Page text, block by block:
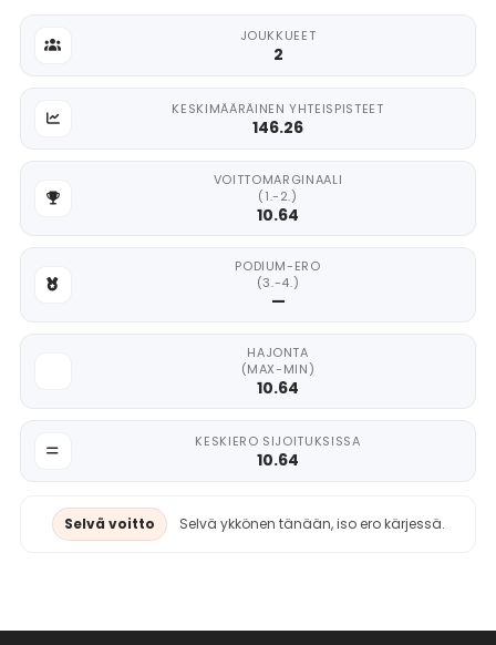
JOUKKUEET
2
KESKIMÄÄRÄINEN YHTEISPISTEET
146.26
VOITTOMARGINAALI
(1.-2.)
10.64
PODIUM-ERO
(3.-4.)
—
HAJONTA
(MAX-MIN)
10.64
KESKIERO SIJOITUKSISSA
10.64
Selvä voitto Selvä ykkönen tänään, iso ero kärjessä.